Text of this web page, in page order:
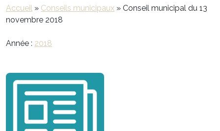
Accueil » Conseils municipaux » Conseil municipal du 13
novembre 2018
Année : 2018